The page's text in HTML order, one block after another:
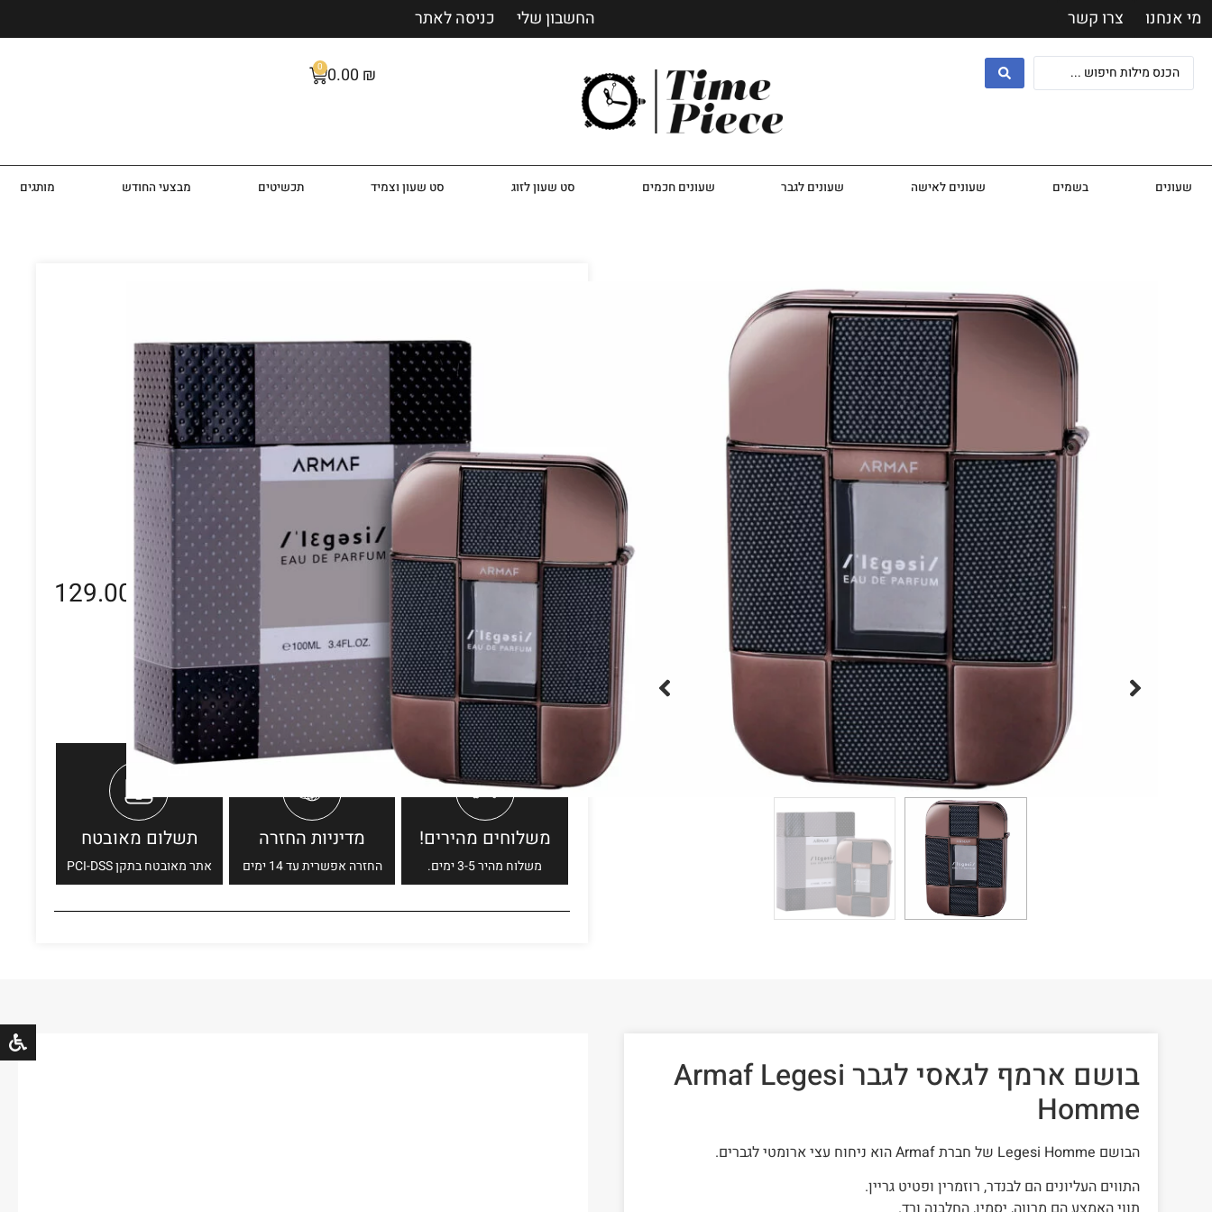
מי אנחנו צרו קשר החשבון שלי כניסה לאתר
0.00 ₪
0
שעונים בשמים שעונים לאישה שעונים לגבר שעונים חכמים סט שעון לזוג סט שעון וצמיד תכשיטים מבצעי החודש מותגים
בושם מדובאי לגבר



מק"ט:50037925
250.00₪
129.00₪
הוספה לסל קנה עכשיו
משלוחים מהירים!
משלוח מהיר 3-5 ימים.
מדיניות החזרה
החזרה אפשרית עד 14 ימים
תשלום מאובטח
אתר מאובטח בתקן PCI-DSS
בושם ארמף לגאסי לגבר Armaf Legesi
Homme
הבושם Legesi Homme של חברת Armaf הוא ניחוח עצי ארומטי לגברים.
התווים העליונים הם לבנדר, רוזמרין ופטיט גריין.